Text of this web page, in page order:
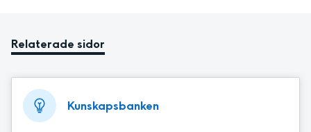
Relaterade sidor
Kunskapsbanken